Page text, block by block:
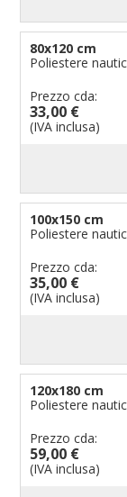
80x120 cm
Poliestere
Prezzo cda:
33,00 €
(IVA inclusa)
100x150 cm
Poliestere
Prezzo cda:
35,00 €
(IVA inclusa)
120x180 cm
Poliestere
Prezzo cda:
59,00 €
(IVA inclusa)